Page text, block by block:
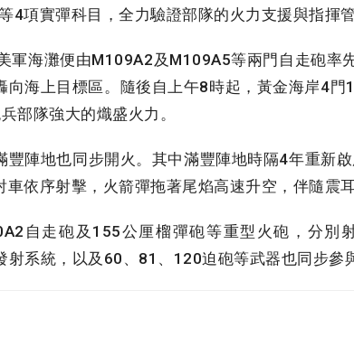
4項實彈科目，全力驗證部隊的火力支援與指揮管
海灘便由M109A2及M109A5等兩門自走砲率
向海上目標區。隨後自上午8時起，黃金海岸4
部隊強大的熾盛火力。
陣地也同步開火。其中滿豐陣地時隔4年重新
依序射擊，火箭彈拖著尾焰高速升空，伴隨震
自走砲及155公厘榴彈砲等重型火砲，分別
系統，以及60、81、120迫砲等武器也同步參